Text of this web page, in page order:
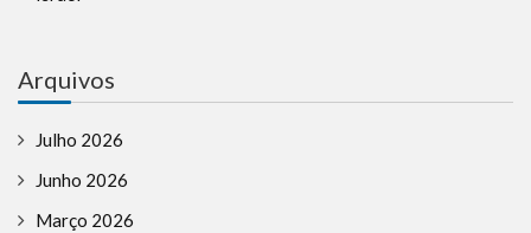
Arquivos
Julho 2026
Junho 2026
Março 2026